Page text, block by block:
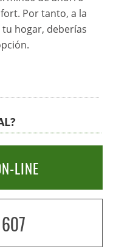
Por tanto, a la
hogar, deberías
LINE